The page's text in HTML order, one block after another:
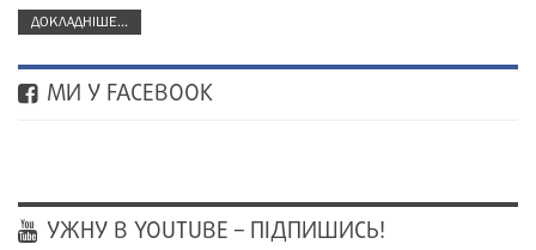
ДОКЛАДНІШЕ...
МИ У FACEBOOK
УЖНУ В YOUTUBE – ПІДПИШИСЬ!